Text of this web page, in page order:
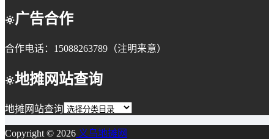
广告合作
合作电话：15088263789（注明来意）
地摊网站查询
地摊网站查询
Copyright © 2026 义乌地摊网